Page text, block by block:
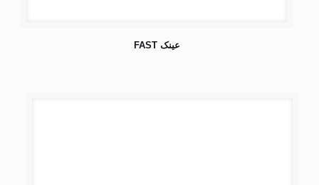
عینک FAST